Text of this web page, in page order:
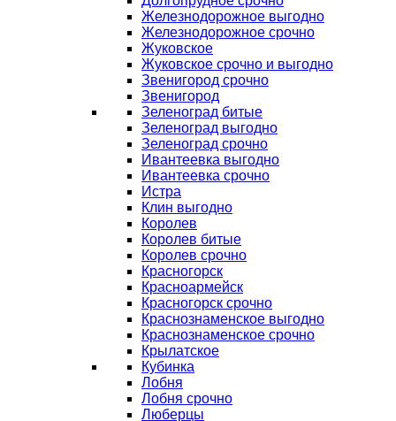
Железнодорожное выгодно
Железнодорожное срочно
Жуковское
Жуковское срочно и выгодно
Звенигород срочно
Звенигород
Зеленоград битые
Зеленоград выгодно
Зеленоград срочно
Ивантеевка выгодно
Ивантеевка срочно
Истра
Клин выгодно
Королев
Королев битые
Королев срочно
Красногорск
Красноармейск
Красногорск срочно
Краснознаменское выгодно
Краснознаменское срочно
Крылатское
Кубинка
Лобня
Лобня срочно
Люберцы